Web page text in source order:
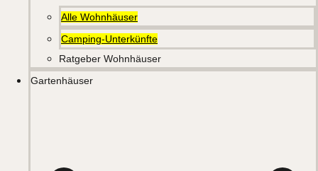
Alle Wohnhäuser
Camping-Unterkünfte
Ratgeber Wohnhäuser
Gartenhäuser